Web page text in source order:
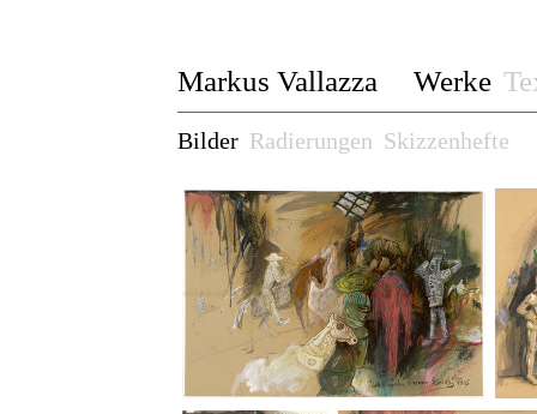
Markus Vallazza Werke
Bilder Radierungen Skizzenhefte